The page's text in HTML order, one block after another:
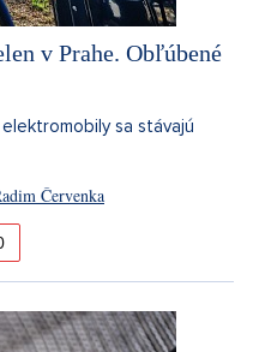
v Prahe. Obľúbené
sa stávajú
Červenka